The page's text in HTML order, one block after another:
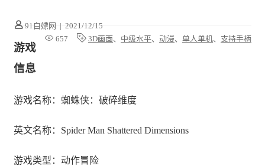
91白嫖网 | 2021/12/15
657
3D画面、 中级水平、 动漫、 单人单机、 支持手柄
游戏
信息
游戏名称：蜘蛛侠：破碎维度
英文名称：Spider Man Shattered Dimensions
游戏类型：动作冒险